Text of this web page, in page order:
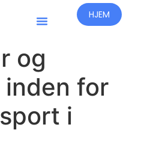
HJEM
og
for
i